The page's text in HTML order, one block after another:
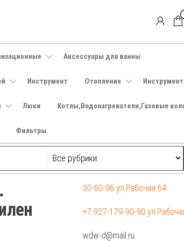
Аксессуары для ванны
Инструмент Отопление Инструмент
Люки Котлы,Водонагреватели,Газовые
Фильтры
30-60-96 ул.Рабочая 64
+7 927-179-90-90
wdw-d@mail.ru